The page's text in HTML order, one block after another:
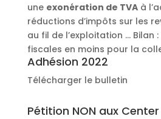
une exonération de TVAà
réductions d’impôts sur les
au fil de l’exploitation … Bilan
fiscales en moins pour la
Adhésion 2022
Télécharger le bulletin
Pétition NON aux